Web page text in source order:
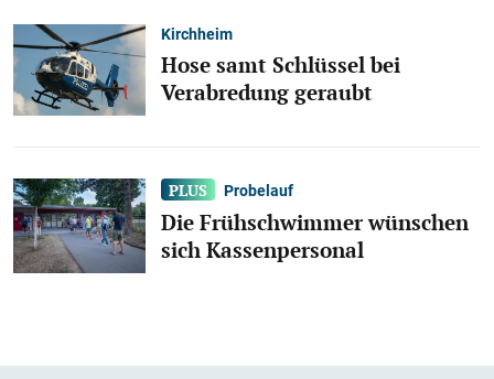
Kirchheim
Hose samt Schlüssel bei
Verabredung geraubt
Probelauf
Die Frühschwimmer wünschen
sich Kassenpersonal